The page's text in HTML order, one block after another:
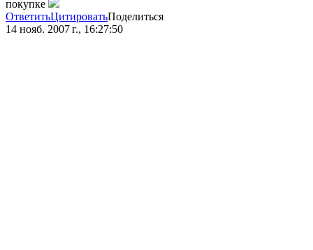
покупке
ОтветитьЦитироватьПоделиться
14 нояб. 2007 г., 16:27:50